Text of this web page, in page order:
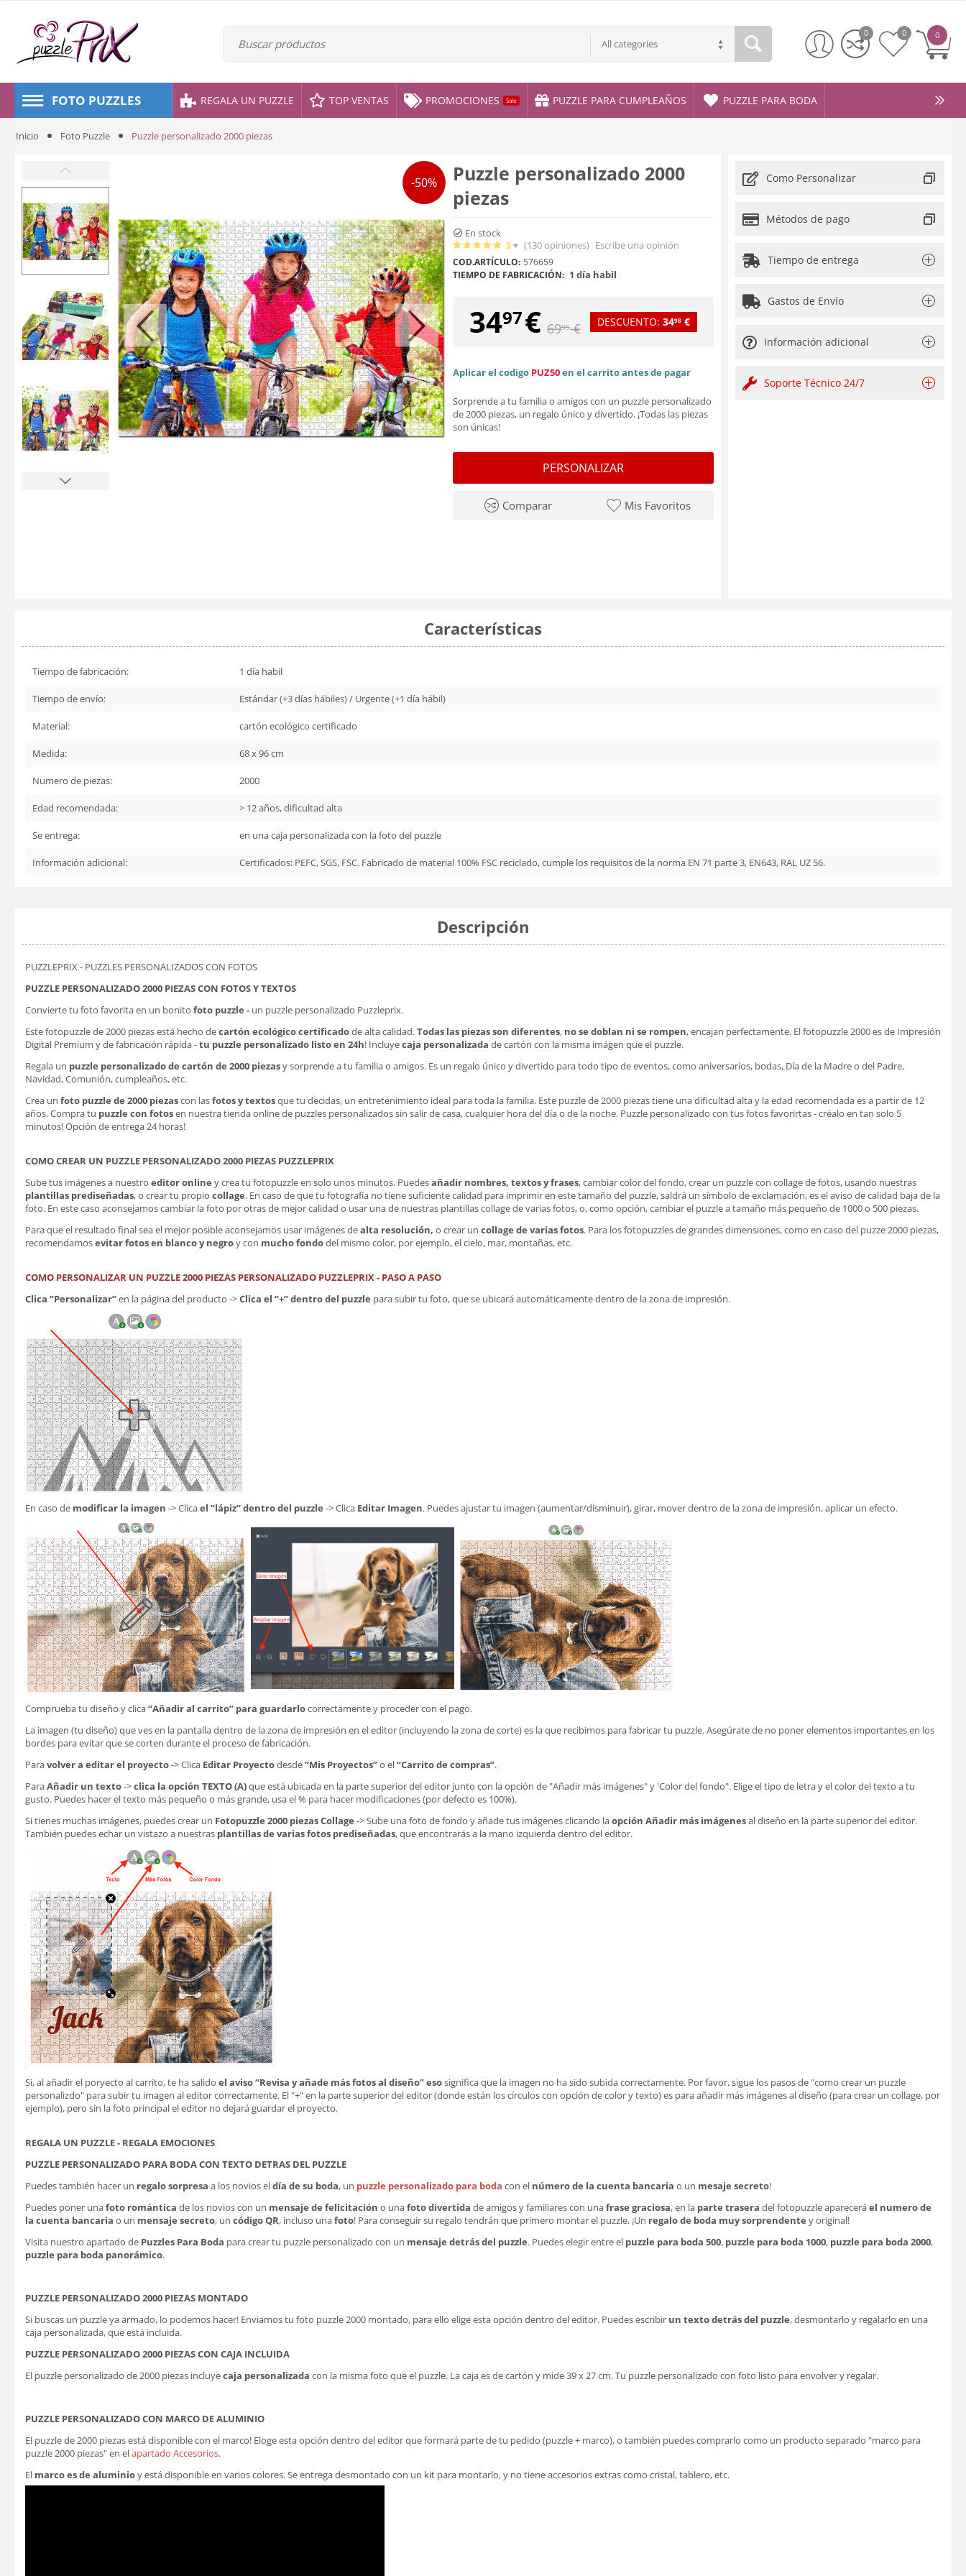
All categories
0
0 0
FOTO PUZZLES REGALA UN PUZZLE TOP VENTAS PROMOCIONES Sale PUZZLE PARA CUMPLEAÑOS PUZZLE PARA BODA
Inicio Foto Puzzle Puzzle personalizado 2000 piezas
-50%
Puzzle personalizado 2000
piezas
En stock
5
(130opiniones) Escribe una opinión
COD.ARTÍCULO: 576659
TIEMPO DE FABRICACIÓN: 1 día habil
3497€ 6995 € DESCUENTO: 3498 €
Aplicar el codigo PUZ50en el carrito antes de pagar
Sorprende a tu familia o amigos con un puzzle personalizado
de 2000 piezas, un regalo único y divertido. ¡Todas las piezas
son únicas!
PERSONALIZAR
Comparar Mis Favoritos
Como Personalizar
Métodos de pago
Tiempo de entrega
Gastos de Envío
Información adicional
Soporte Técnico 24/7
Características
Tiempo de fabricación: 1 día habil
Tiempo de envío: Estándar (+3 días hábiles) / Urgente (+1 día hábil)
Material: cartón ecológico certificado
Medida: 68 x 96 cm
Numero de piezas: 2000
Edad recomendada: > 12 años, dificultad alta
Se entrega: en una caja personalizada con la foto del puzzle
Información adicional: Certificados: PEFC, SGS, FSC. Fabricado de material 100% FSC reciclado, cumple los requisitos de la norma EN 71 parte 3, EN643, RAL UZ 56.
Descripción
PUZZLEPRIX - PUZZLES PERSONALIZADOS CON FOTOS
PUZZLE PERSONALIZADO 2000 PIEZAS CON FOTOS Y TEXTOS
Convierte tu foto favorita en un bonito foto puzzle - un puzzle personalizado Puzzleprix.
Este fotopuzzle de 2000 piezas está hecho decartón ecológicocertificadode alta calidad.Todas las piezas son diferentes, no se doblan ni se rompen, encajan perfectamente. El fotopuzzle 2000 es de Impresión
Digital Premium y de fabricación rápida -tu puzzle personalizado listo en 24h! Incluyecaja personalizada de cartón con la misma imágen que el puzzle.
Regala un puzzle personalizado de cartón de 2000 piezasy sorprende a tu familia o amigos. Es un regalo único y divertido para todo tipo de eventos, como aniversarios, bodas, Día de la Madre o del Padre,
Navidad, Comunión, cumpleaños, etc.
Crea un foto puzzle de 2000 piezascon lasfotos y textosque tu decidas, un entretenimiento ideal para toda la familia. Este puzzle de 2000 piezas tiene una dificultad alta y la edad recomendada es a partir de 12
años. Compra tu puzzle con fotosen nuestra tienda online de puzzles personalizados sin salir de casa, cualquier hora del día o de la noche. Puzzle personalizado con tus fotos favorirtas - créalo en tan solo 5
minutos! Opción de entrega 24 horas!
COMO CREAR UN PUZZLE PERSONALIZADO 2000 PIEZAS PUZZLEPRIX
Sube tus imágenes a nuestro editor online y crea tu fotopuzzle en solo unos minutos. Puedesañadir nombres, textos y frases, cambiar color del fondo, crear un puzzle con collage de fotos, usando nuestras
plantillas prediseñadas, o crear tu propio collage. En caso de que tu fotografía no tiene suficiente calidad para imprimir en este tamaño del puzzle, saldrá un símbolo de exclamación, es el aviso de calidad baja de la
foto. En este caso aconsejamos cambiar la foto por otras de mejor calidad o usar una de nuestras plantillas collage de varias fotos, o, como opción, cambiar el puzzlea tamaño más pequeño de 1000 o 500 piezas.
Para que el resultado final sea el mejor posible aconsejamos usar imágenes dealta resolución, o crear un collage de varias fotos. Para los fotopuzzles de grandes dimensiones, como en caso del puzze 2000 piezas,
recomendamosevitar fotos en blanco y negroy con mucho fondodel mismo color, por ejemplo, el cielo, mar, montañas, etc.
COMO PERSONALIZAR UN PUZZLE 2000 PIEZAS PERSONALIZADO PUZZLEPRIX - PASO A PASO
Clica “Personalizar”en la página del producto ->Clica el “+” dentro del puzzle para subir tu foto, que se ubicará automáticamente dentro de la zona de impresión.
En caso de modificar la imagen -> Clicael “lápiz” dentro del puzzle -> Clica Editar Imagen. Puedes ajustar tu imagen (aumentar/disminuir), girar, mover dentro de la zona de impresión, aplicar un efecto.
Comprueba tu diseño y clica“Añadir al carrito” para guardarlocorrectamente y proceder con el pago.
La imagen (tu diseño) que ves en la pantalla dentro de la zona de impresión en el editor (incluyendo la zona de corte) es la que recibimos para fabricar tu puzzle. Asegúrate de no poner elementos importantes en los
bordes para evitar que se corten durante el proceso de fabricación.
Paravolver a editar el proyecto-> Clica Editar Proyectodesde“Mis Proyectos”o el“Carrito de compras”.
ParaAñadir un texto->clica la opción TEXTO (A)que está ubicada en la parte superior del editor junto con la opción de "Añadir más imágenes" y 'Color del fondo". Elige el tipo de letra y el color del texto a tu
gusto. Puedes hacer el texto más pequeño o más grande, usa el % para hacer modificaciones (por defecto es 100%).
Si tienes muchas imágenes, puedes crear un Fotopuzzle 2000 piezas Collage -> Sube una foto de fondo y añade tus imágenes clicando laopción Añadir más imágenesal diseño en la parte superior del editor.
También puedes echar un vistazo a nuestras plantillas de varias fotos prediseñadas, que encontrarás a la mano izquierda dentro del editor.
Si, al añadir el poryecto al carrito, te ha salido el aviso “Revisa y añade más fotos al diseño” esosignifica que la imagen no ha sido subida correctamente. Por favor, sigue los pasos de "como crear un puzzle
personalizdo" para subir tu imagen al editor correctamente. El "+" en la parte superior del editor (donde están los círculos con opción de color y texto) es para añadir más imágenes al diseño (para crear un collage, por
ejemplo), pero sin la foto principal el editor no dejará guardar el proyecto.
REGALA UN PUZZLE - REGALA EMOCIONES
PUZZLE PERSONALIZADO PARA BODA CON TEXTO DETRAS DEL PUZZLE
Puedes también hacer un regalo sorpresa a los novios eldía de su boda, un puzzle personalizado para boda con el número de la cuenta bancaria o un mesaje secreto!
Puedes poner unafoto romántica de los novios con un mensaje de felicitación o unafoto divertida de amigos y familiares con unafrase graciosa, en la parte trasera del fotopuzzle apareceráel numero de
la cuenta bancaria o un mensaje secreto, un código QR, incluso unafoto! Para conseguir su regalo tendrán que primero montar el puzzle. ¡Un regalo de boda muy sorprendente y original!
Visita nuestro apartado de Puzzles Para Boda para crear tu puzzle personalizado con un mensaje detrás del puzzle. Puedes elegir entre el puzzle para boda 500, puzzle para boda 1000, puzzle para boda 2000,
puzzle para boda panorámico.
PUZZLE PERSONALIZADO 2000 PIEZAS MONTADO
Si buscas un puzzle ya armado, lo podemos hacer! Enviamos tu foto puzzle 2000 montado, para ello elige esta opción dentro del editor. Puedes escribir un texto detrás del puzzle, desmontarlo y regalarlo en una
caja personalizada, que está incluida.
PUZZLE PERSONALIZADO 2000 PIEZAS CON CAJA INCLUIDA
El puzzle personalizado de 2000 piezas incluyecaja personalizada con la misma foto que el puzzle. La caja es de cartón y mide 39 x 27 cm. Tu puzzle personalizado con foto listo para envolver y regalar.
PUZZLE PERSONALIZADO CON MARCO DE ALUMINIO
El puzzle de 2000 piezas está disponible con el marco! Eloge esta opción dentro del editor que formará parte de tu pedido (puzzle + marco), o también puedes comprarlo como un producto separado "marco para
puzzle 2000 piezas" en elapartado Accesorios.
El marco es de aluminioy está disponible en varios colores. Se entrega desmontado con un kit para montarlo, y no tiene accesorios extras como cristal, tablero, etc.